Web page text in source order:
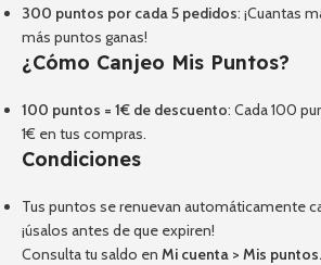
300 puntos por cada 5 pedidos: ¡Cuantas
más puntos ganas!
¿Cómo Canjeo Mis Puntos?
100 puntos = 1€ de descuento: Cada 100
1€ en tus compras.
Condiciones
Tus puntos se renuevan automáticamente
¡úsalos antes de que expiren!
Consulta tu saldo en Mi cuenta > Mis puntos.